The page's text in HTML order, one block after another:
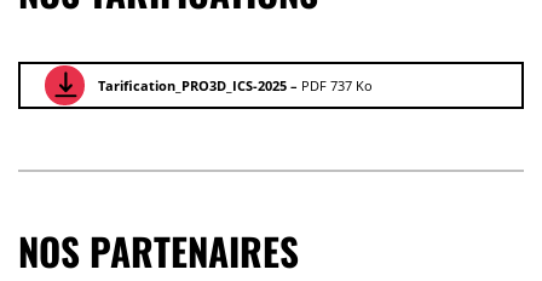
Tarification_PRO3D_ICS-2025 – PDF 737 Ko
NOS PARTENAIRES